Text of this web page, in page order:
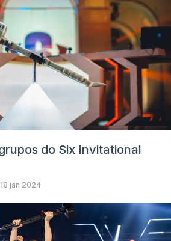
do Six Invitational
18 jan 2024